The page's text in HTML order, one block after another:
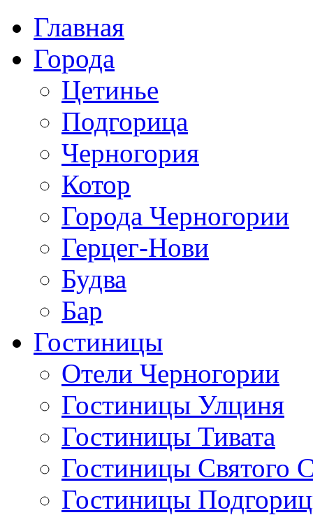
Главная
Города
Цетинье
Подгорица
Черногория
Котор
Города Черногории
Герцег-Нови
Будва
Бар
Гостиницы
Отели Черногории
Гостиницы Улциня
Гостиницы Тивата
Гостиницы Святого
Гостиницы